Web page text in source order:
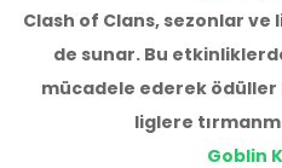
Clash of Clans, sezonlar
de sunar. Bu
mücadele ederek ödüller
liglere
Goblin